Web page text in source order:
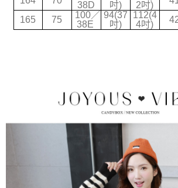
由本公司與您本人進行分期帳單所需資料之確認、核
3.完整用戶服務條款，請詳閱以下連結：https://
38D
吋)
2吋)
165
75
100／
38E
94(37
吋)
112(4
4吋)